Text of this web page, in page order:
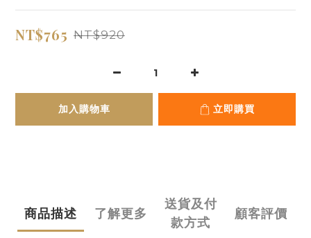
NT$765 NT$920
加入購物車 立即購買
商品描述 了解更多
送貨及付
款方式
顧客評價